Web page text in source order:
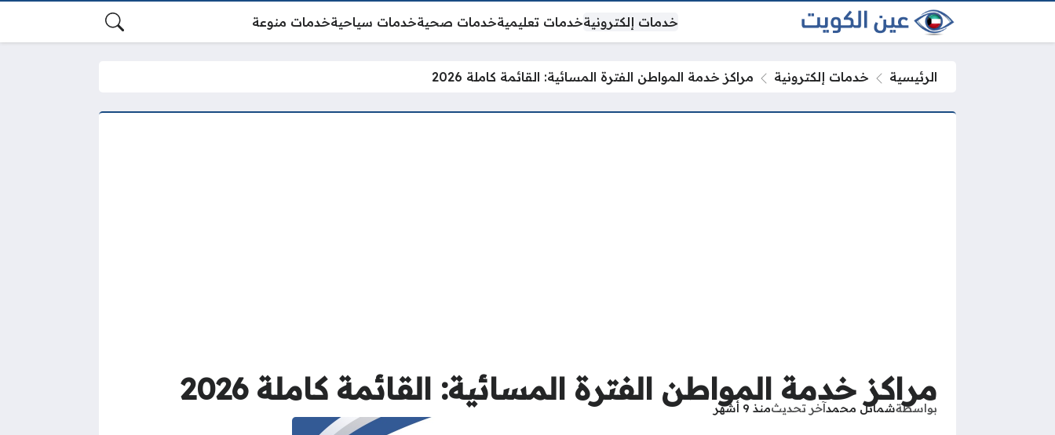
خدمات إلكترونيةخدمات تعليميةخدمات صحيةخدمات سياحيةخدمات منوعة
الرئيسية خدمات إلكترونية مراكز خدمة المواطن الفترة المسائية: القائمة كاملة 2026
مراكز خدمة المواطن الفترة المسائية: القائمة كاملة 2026
بواسطةشمائل محمدآخر تحديثمنذ 9 أشهر